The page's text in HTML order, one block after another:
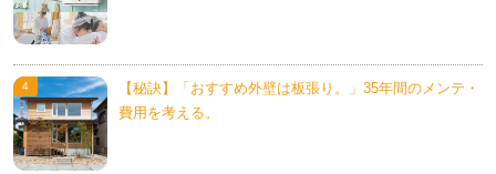
【秘訣】「おすすめ外壁は板張り。」35年間のメンテ・
費用を考える。